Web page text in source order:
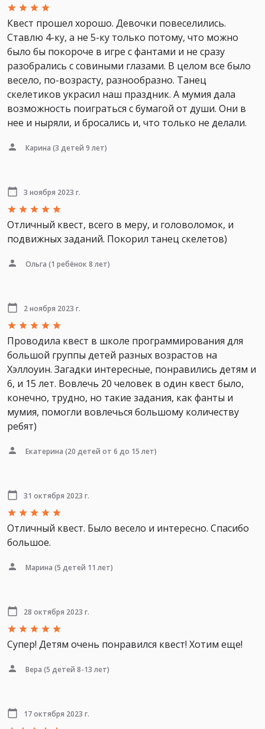
Квест прошел хорошо. Девочки повеселились.
Ставлю 4-ку, а не 5-ку только потому, что можно
было бы покороче в игре с фантами и не сразу
разобрались с совиными глазами. В целом все было
весело, по-возрасту, разнообразно. Танец
скелетиков украсил наш праздник. А мумия дала
возможность поиграться с бумагой от души. Они в
нее и ныряли, и бросались и, что только не делали.
Карина (3 детей 9 лет)
3 ноября 2023 г.
Отличный квест, всего в меру, и головоломок, и
подвижных заданий. Покорил танец скелетов)
Ольга (1 ребёнок 8 лет)
2 ноября 2023 г.
Проводила квест в школе программирования для
большой группы детей разных возрастов на
Хэллоуин. Загадки интересные, понравились детям и
6, и 15 лет. Вовлечь 20 человек в один квест было,
конечно, трудно, но такие задания, как фанты и
мумия, помогли вовлечься большому количеству
ребят)
Екатерина (20 детей от 6 до 15 лет)
31 октября 2023 г.
Отличный квест. Было весело и интересно. Спасибо
большое.
Марина (5 детей 11 лет)
28 октября 2023 г.
Супер! Детям очень понравился квест! Хотим еще!
Вера (5 детей 8-13 лет)
17 октября 2023 г.